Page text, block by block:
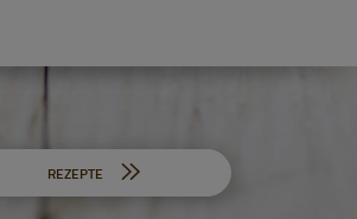
REZEPTE